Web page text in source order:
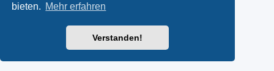
bieten. Mehr erfahren
Verstanden!